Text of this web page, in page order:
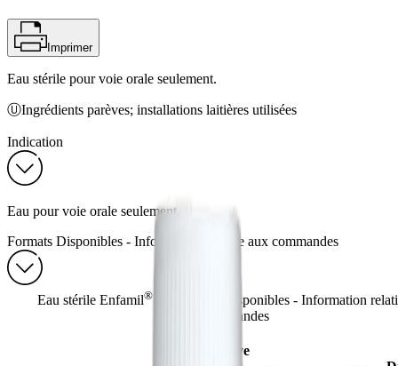
Imprimer
Eau stérile pour voie orale seulement.
ⓊIngrédients parèves; installations laitières utilisées
Indication
Eau pour voie orale seulement.
Formats Disponibles - Information relative aux commandes
Eau stérile Enfamil®— Formats Disponibles - Information
commandes
approximative